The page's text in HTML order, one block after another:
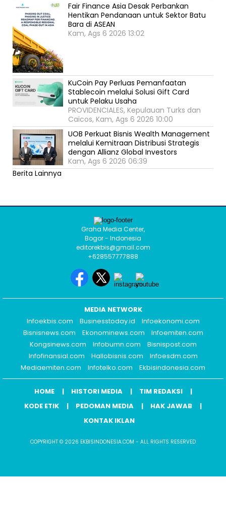
Fair Finance Asia Desak Perbankan
Hentikan Pendanaan untuk Sektor Batu
Bara di ASEAN
Kam, Ags 6 2026 13:02
KuCoin Pay Perluas Pemanfaatan
Stablecoin melalui Solusi Gift Card
untuk Pelaku Usaha
PROVIDENCIALES, Kepulauan Turks dan
Caicos, Kam, Ags 6 2026 10:00
UOB Perkuat Bisnis Wealth Management
melalui Kemitraan Distribusi Strategis
dengan Allianz Global Investors
Kam, Ags 6 2026 06:39
Berita Lainnya
Graha Media Center,
Bogor - Indonesia
editorekbis@gmail.com
+628557777888
MEDIA NETWORK
Infoekbis.com
Businesstoday.id
Infoekonomi.com
Bisnisnews.com
Ekonominews.com
Infoemiten.com
Kongsinews.com
Infobumn.com
Bisnispost.com
Infofinansial.com
Hallobisnis.com
Infoesdm.com
Mediaemiten.com
Infotelko.com Ekbisindonesia.com
HOME HISTORI MEDIA
TIM REDAKSI
KODE ETIK
PEDOMAN MEDIA
HAK JAWAB
KONTAK IKLAN
COPYRIGHT © 2026 EKBISINDONESIA.COM - ALL RIGHTS RESERVED